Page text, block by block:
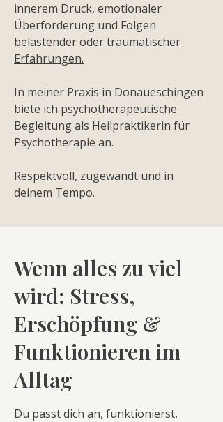
innerem Druck, emotionaler
Überforderung und Folgen
belastender odertraumatischer
Erfahrungen.
In meiner Praxis in Donaueschingen
biete ich psychotherapeutische
Begleitung als Heilpraktikerin für
Psychotherapie an.
Respektvoll, zugewandt und in
deinem Tempo.
Wenn alles zu viel
wird: Stress,
Erschöpfung &
Funktionieren im
Alltag
Du passt dich an, funktionierst,